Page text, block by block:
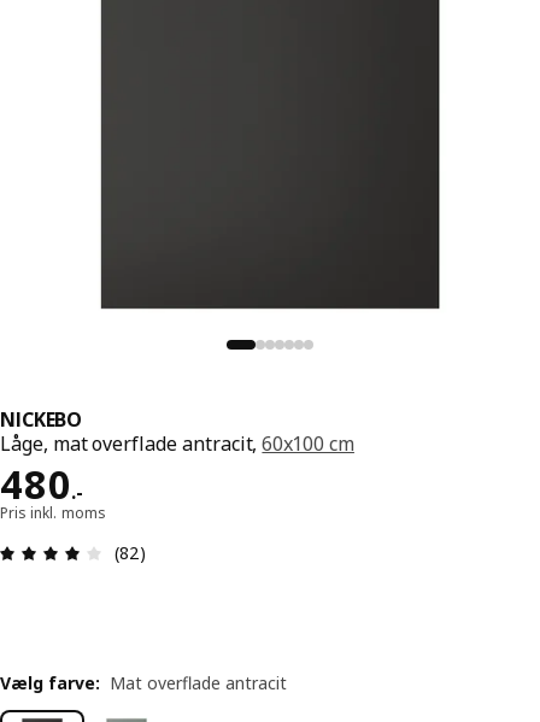
NICKEBO
Låge, mat overflade antracit,60x100 cm
480.-
Pris 480.-
Pris inkl. moms
Anmeldelse: 3.9 Ud af 5 Stjerner. Anmeldelser i
(82)
Vælg farve: Mat overflade antracit